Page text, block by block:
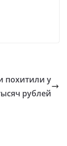
похитили у
рублей